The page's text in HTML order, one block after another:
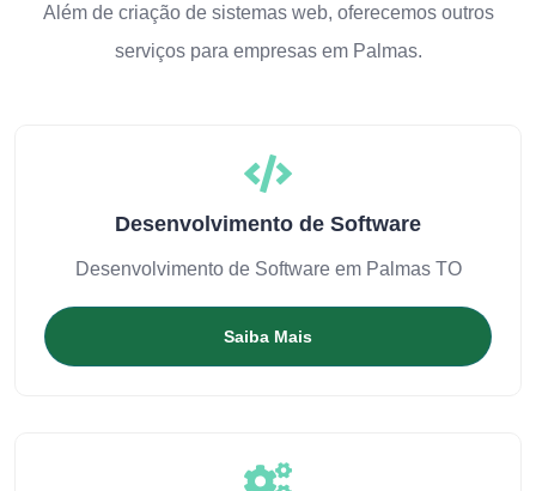
Além de criação de sistemas web, oferecemos outros
serviços para empresas em Palmas.
Desenvolvimento de Software
Desenvolvimento de Software em Palmas TO
Saiba Mais